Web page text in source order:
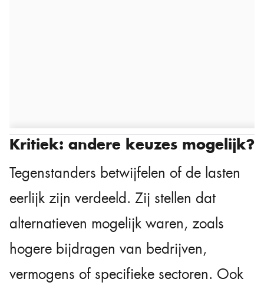
Kritiek: andere keuzes mogelijk?
Tegenstanders betwijfelen of de lasten
eerlijk zijn verdeeld. Zij stellen dat
alternatieven mogelijk waren, zoals
hogere bijdragen van bedrijven,
vermogens of specifieke sectoren. Ook